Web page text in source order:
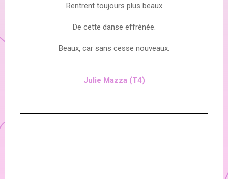
Rentrent toujours plus beaux
De cette danse effrénée.
Beaux, car sans cesse nouveaux.
Julie Mazza (T4)